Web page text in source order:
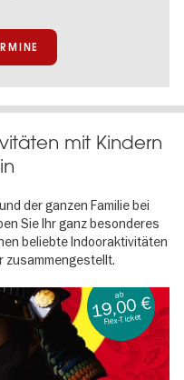
mit Kindern
der ganzen Familie bei
Sie Ihr ganz besonderes
beliebte Indooraktivitäten
zusammengestellt.
ab
19,00 €
Flex-Ticket